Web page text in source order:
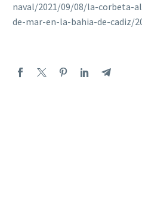
naval/2021/09/08/la-corbeta-
de-mar-en-la-bahia-de-cadiz/